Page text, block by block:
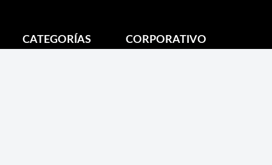
CATEGORÍAS CORPORATIVO